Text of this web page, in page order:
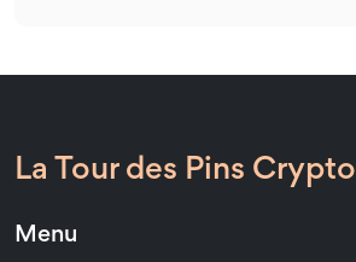
La Tour des Pins Crypto
Menu